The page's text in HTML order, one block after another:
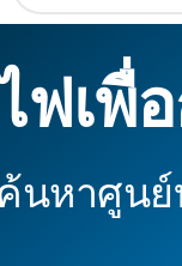
ฟเพื่
นหาศูนย์